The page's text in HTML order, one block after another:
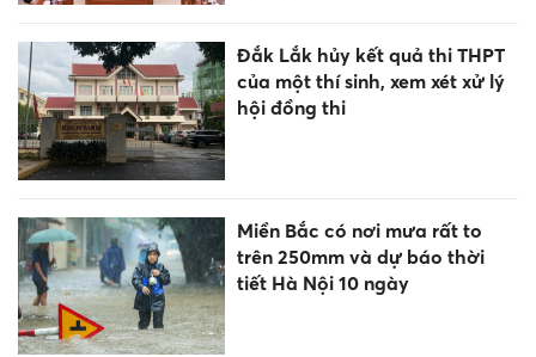
Đắk Lắk hủy kết quả thi THPT
của một thí sinh, xem xét xử lý
hội đồng thi
Miền Bắc có nơi mưa rất to
trên 250mm và dự báo thời
tiết Hà Nội 10 ngày